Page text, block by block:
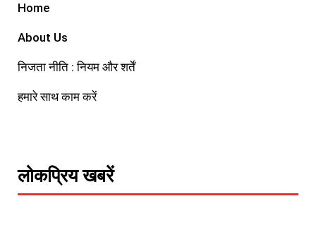
Home
About Us
निजता नीति : नियम और शर्तें
हमारे साथ काम करें
लोकप्रिय खबरें